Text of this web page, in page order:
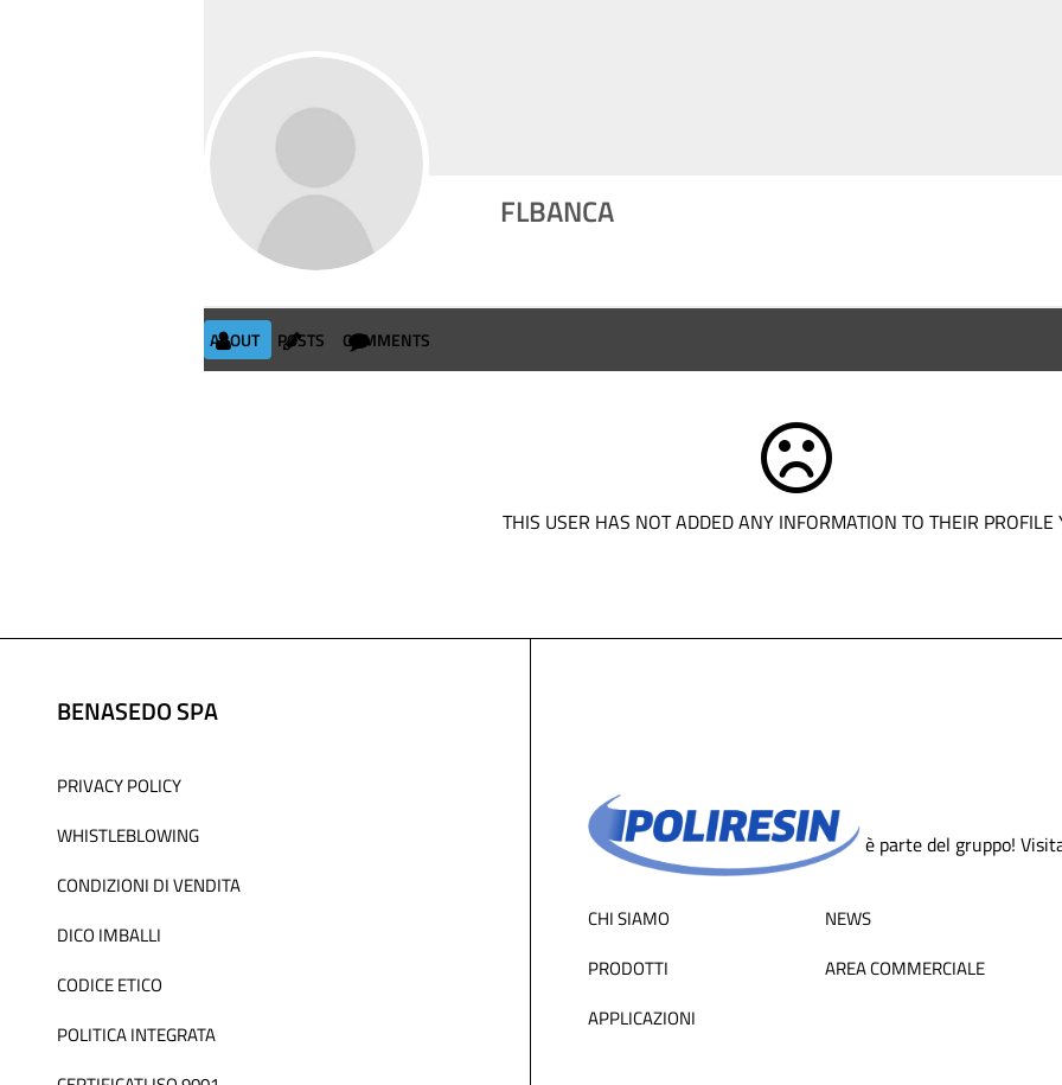
FLBANCA
ABOUT POSTS COMMENTS
THIS USER HAS NOT ADDED ANY INFORMATION TO THEIR PROFILE
BENASEDO SPA
PRIVACY POLICY
WHISTLEBLOWING
CONDIZIONI DI VENDITA
DICO IMBALLI
CODICE ETICO
POLITICA INTEGRATA
è parte del gruppo!
CHI SIAMO NEWS
PRODOTTI AREA COMMERCIALE
APPLICAZIONI